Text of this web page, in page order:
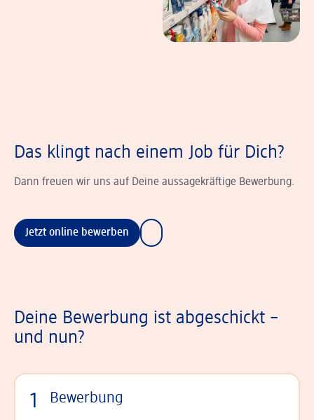
Das klingt nach einem Job für Dich?
Dann freuen wir uns auf Deine aussagekräftige Bewerbung.
Jetzt online bewerben
Deine Bewerbung ist abgeschickt –
und nun?
1 Bewerbung